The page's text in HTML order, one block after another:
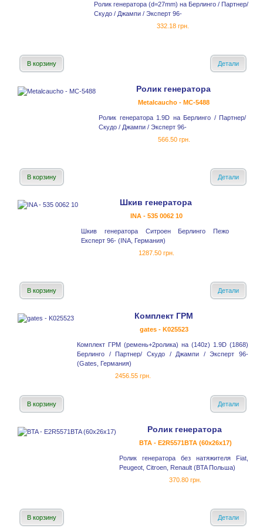
Ролик генератора (d=27mm) на Берлинго / Партнер/
Скудо / Джампи / Эксперт 96-
332.18 грн.
В корзину Детали
Ролик генератора
Metalcaucho - MC-5488
Ролик генератора 1.9D на Берлинго / Партнер/
Скудо / Джампи / Эксперт 96-
566.50 грн.
В корзину Детали
Шкив генератора
INA - 535 0062 10
Шкив генератора Ситроен Берлинго Пежо
Експерт 96- (INA, Германия)
1287.50 грн.
В корзину Детали
Комплект ГРМ
gates - K025523
Комплект ГРМ (ремень+2ролика) на (140z) 1.9D (1868)
Берлинго / Партнер/ Скудо / Джампи / Эксперт 96-
(Gates, Германия)
2456.55 грн.
В корзину Детали
Ролик генератора
BTA - E2R5571BTA (60x26x17)
Ролик генератора без натяжителя Fiat,
Peugeot, Citroen, Renault (BTA Польша)
370.80 грн.
В корзину Детали